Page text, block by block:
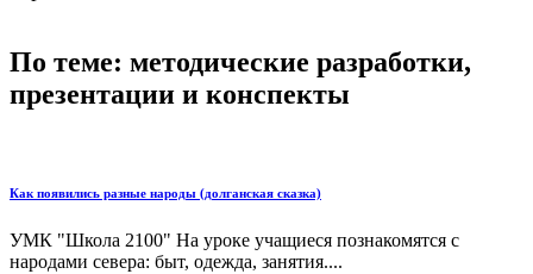
По теме: методические разработки,
презентации и конспекты
Как появились разные народы (долганская сказка)
УМК "Школа 2100" На уроке учащиеся познакомятся с
народами севера: быт, одежда, занятия....